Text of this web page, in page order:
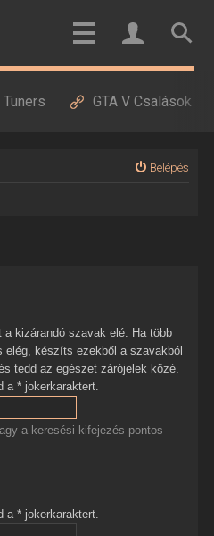
GTA V Csalások
Belépés
szavak elé. Ha több
elég, készíts ezekből a szavakból
tedd az egészet zárójelek közé.
a * jokerkaraktert.
a keresési kifejezés pontos
a * jokerkaraktert.